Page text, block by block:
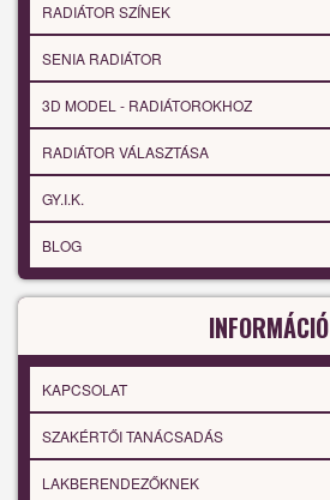
RADIÁTOR SZÍNEK
SENIA RADIÁTOR
3D MODEL - RADIÁTOROKHOZ
RADIÁTOR VÁLASZTÁSA
GY.I.K.
BLOG
INFORMÁCIÓ
KAPCSOLAT
SZAKÉRTŐI TANÁCSADÁS
LAKBERENDEZŐKNEK